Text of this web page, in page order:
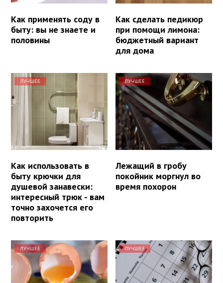
Как применять соду в
быту: вы не знаете и
половины
Как сделать педикюр
при помощи лимона:
бюджетный вариант
для дома
ЛУЧШЕЕ
Как использовать в
быту крючки для
душевой занавески:
интересный трюк - вам
точно захочется его
повторить
ЛУЧШЕЕ
Лежащий в гробу
покойник моргнул во
время похорон
ЛУЧШЕЕ ЛУЧШЕЕ